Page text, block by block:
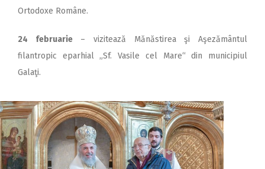
Ortodoxe Române.
24 februarie– vizitează Mănăstirea şi Aşezământul
filantropic eparhial „Sf. Vasile cel Mare“ din municipiul
Galaţi.